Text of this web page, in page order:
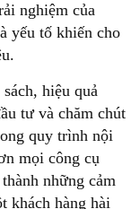
nghiệm của
yếu tố khiến cho
hiệu quả
tư và chăm chút
quy trình nội
mọi công cụ
những cảm
khách hàng hài